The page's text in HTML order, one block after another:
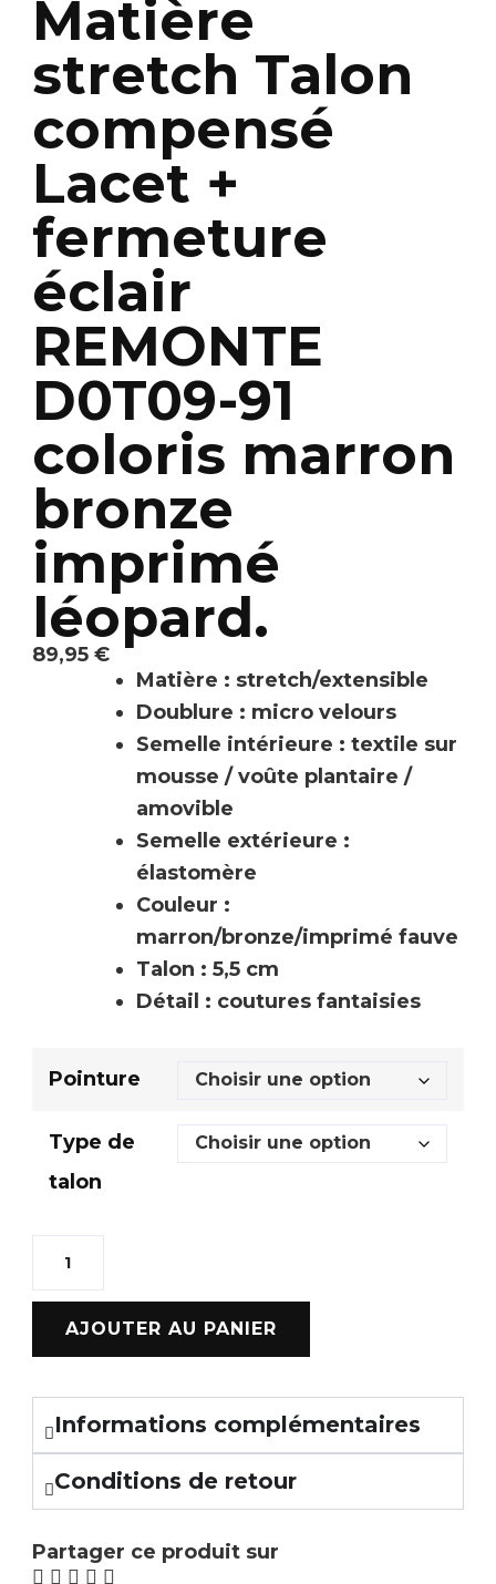
Matière
stretch Talon
compensé
Lacet +
fermeture
éclair
REMONTE
D0T09-91
coloris marron
bronze
imprimé
léopard.
89,95 €
Matière : stretch/extensible
Doublure : micro velours
Semelle intérieure : textile sur
mousse / voûte plantaire /
amovible
Semelle extérieure :
élastomère
Couleur :
marron/bronze/imprimé fauve
Talon : 5,5 cm
Détail : coutures fantaisies
Pointure
Type de
talon
AJOUTER AU PANIER
Informations complémentaires
Conditions de retour
Partager ce produit sur